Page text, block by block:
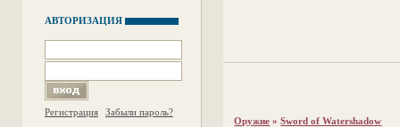
АВТОРИЗАЦИЯ
Регистрация Забыли пароль?
Оружие »Sword of Watershadow